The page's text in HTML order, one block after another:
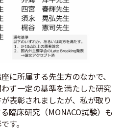
に所属する先生方のなかで、
ず一定の基準を満たした研究
表彰されましたが、私が取り
臨床研究（MONACO試験）も
す。